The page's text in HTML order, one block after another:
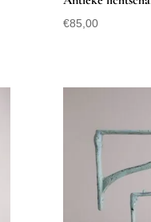
€85,00